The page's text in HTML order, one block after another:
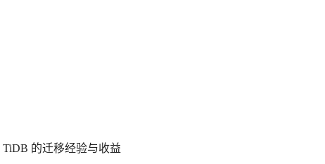
的迁移经验与收益